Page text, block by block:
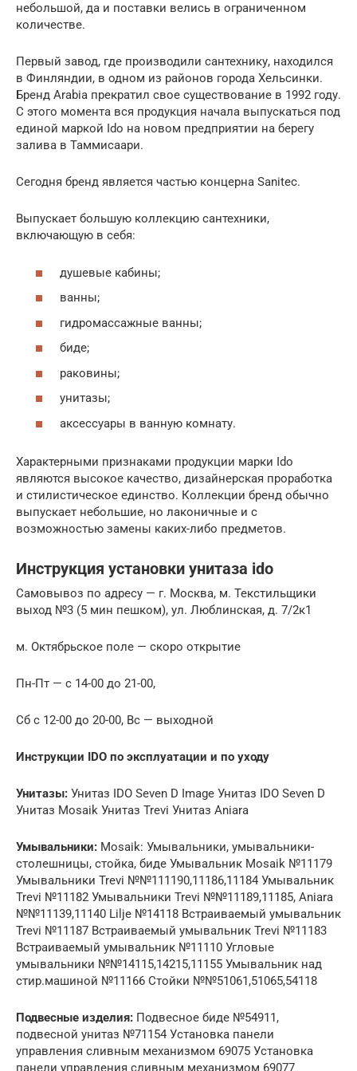
небольшой, да и поставки велись в ограниченном
количестве.
Первый завод, где производили сантехнику, находился
в Финляндии, в одном из районов города Хельсинки.
Бренд Arabia прекратил свое существование в 1992 году.
С этого момента вся продукция начала выпускаться под
единой маркой Ido на новом предприятии на берегу
залива в Таммисаари.
Сегодня бренд является частью концерна Sanitec.
Выпускает большую коллекцию сантехники,
включающую в себя:
душевые кабины;
ванны;
гидромассажные ванны;
биде;
раковины;
унитазы;
аксессуары в ванную комнату.
Характерными признаками продукции марки Ido
являются высокое качество, дизайнерская проработка
и стилистическое единство. Коллекции бренд обычно
выпускает небольшие, но лаконичные и с
возможностью замены каких-либо предметов.
Инструкция установки унитаза ido
Самовывоз по адресу — г. Москва, м. Текстильщики
выход №3 (5 мин пешком), ул. Люблинская, д. 7/2к1
м. Октябрьское поле — скоро открытие
Пн-Пт — с 14-00 до 21-00,
Сб с 12-00 до 20-00, Вс — выходной
Инструкции IDO по эксплуатации и по уходу
Унитазы: Унитаз IDO Seven D Image Унитаз IDO Seven D
Унитаз Mosaik Унитаз Trevi Унитаз Aniara
Умывальники: Mosaik: Умывальники, умывальники-
столешницы, стойка, биде Умывальник Mosaik №11179
Умывальники Trevi №№111190,11186,11184 Умывальник
Trevi №11182 Умывальники Trevi №№11189,11185, Aniara
№№11139,11140 Lilje №14118 Встраиваемый умывальник
Trevi №11187 Встраиваемый умывальник Trevi №11183
Встраиваемый умывальник №11110 Угловые
умывальники №№14115,14215,11155 Умывальник над
стир.машиной №11166 Стойки №№51061,51065,54118
Подвесные изделия: Подвесное биде №54911,
подвесной унитаз №71154 Установка панели
управления сливным механизмом 69075 Установка
панели управления сливным механизмом 69077